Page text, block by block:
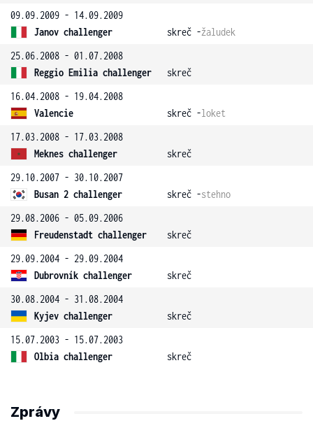
09.09.2009 - 14.09.2009
Janov challenger
skreč -žaludek
25.06.2008 - 01.07.2008
Reggio Emilia challenger
skreč
16.04.2008 - 19.04.2008
Valencie
skreč -loket
17.03.2008 - 17.03.2008
Meknes challenger
skreč
29.10.2007 - 30.10.2007
Busan 2 challenger
skreč -stehno
29.08.2006 - 05.09.2006
Freudenstadt challenger
skreč
29.09.2004 - 29.09.2004
Dubrovník challenger
skreč
30.08.2004 - 31.08.2004
Kyjev challenger
skreč
15.07.2003 - 15.07.2003
Olbia challenger
skreč
Zprávy